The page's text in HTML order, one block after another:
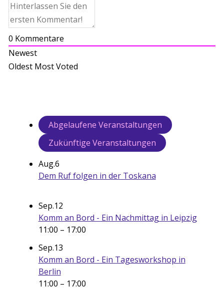
0 Kommentare
Newest
Oldest Most Voted
Abgelaufene Veranstaltungen
Zukünftige Veranstaltungen
Aug.6
Dem Ruf folgen in der Toskana
Sep.12
Komm an Bord - Ein Nachmittag in Leipzig
11:00 – 17:00
Sep.13
Komm an Bord - Ein Tagesworkshop in
Berlin
11:00 – 17:00